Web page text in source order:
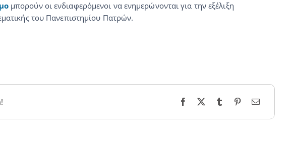
μπορούν οι ενδιαφερόμενοι να ενημερώνονται για την εξέλιξη
του Πανεπιστημίου Πατρών.